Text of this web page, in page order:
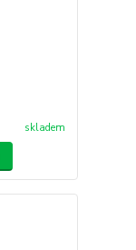
skladem